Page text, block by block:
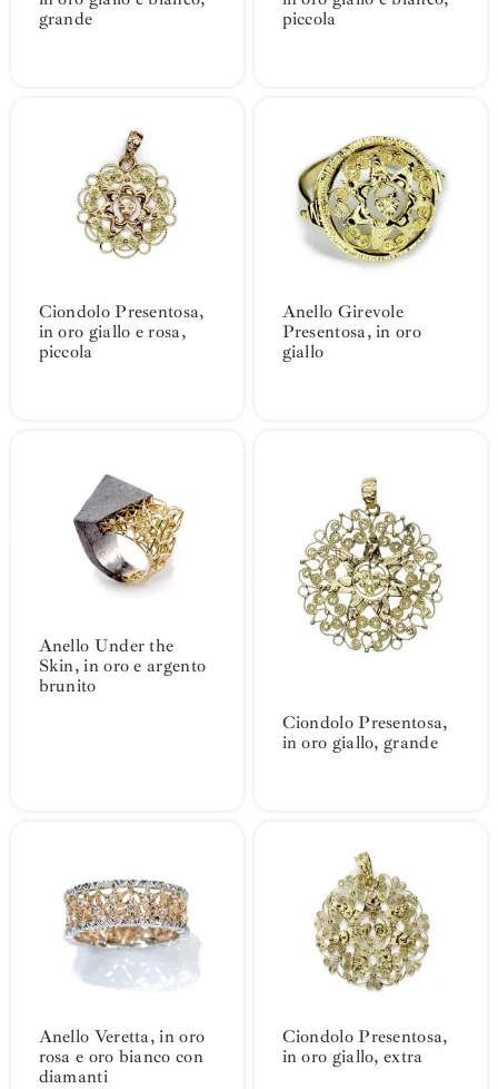
grande
piccola
Ciondolo Presentosa,
in oro giallo e rosa,
piccola
Anello Girevole
Presentosa, in oro
giallo
Anello Under the
Skin, in oro e argento
brunito
Ciondolo Presentosa,
in oro giallo, grande
Anello Veretta, in oro
rosa e oro bianco con
diamanti
Ciondolo Presentosa,
in oro giallo, extra